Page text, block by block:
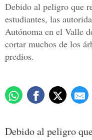
Debido al peligro que
estudiantes, las
Autónoma en el Valle
cortar muchos de los
predios.
Debido al peligro